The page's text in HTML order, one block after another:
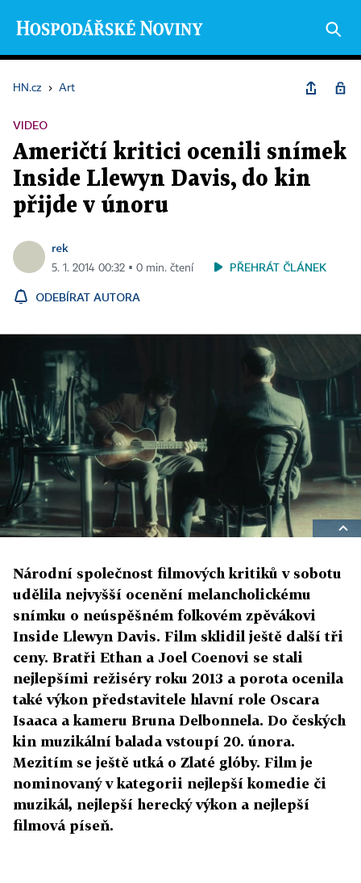
HN.cz › Art
VIDEO
Američtí kritici ocenili snímek
Inside Llewyn Davis, do kin
přijde v únoru
rek
5. 1. 2014 00:32 ▪ 0 min. čtení PŘEHRÁT ČLÁNEK
ODEBÍRAT AUTORA
Národní společnost filmových kritiků v sobotu
udělila nejvyšší ocenění melancholickému
snímku o neúspěšném folkovém zpěvákovi
Inside Llewyn Davis. Film sklidil ještě další tři
ceny. Bratři Ethan a Joel Coenovi se stali
nejlepšími režiséry roku 2013 a porota ocenila
také výkon představitele hlavní role Oscara
Isaaca a kameru Bruna Delbonnela. Do českých
kin muzikální balada vstoupí 20. února.
Mezitím se ještě utká o Zlaté glóby. Film je
nominovaný v kategorii nejlepší komedie či
muzikál, nejlepší herecký výkon a nejlepší
filmová píseň.